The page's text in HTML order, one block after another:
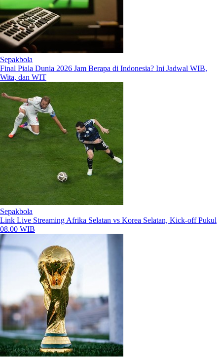
Sepakbola
Final Piala Dunia 2026 Jam Berapa di Indonesia? Ini Jadwal WIB,
Wita, dan WIT
Sepakbola
Link Live Streaming Afrika Selatan vs Korea Selatan, Kick-off Pukul
08.00 WIB